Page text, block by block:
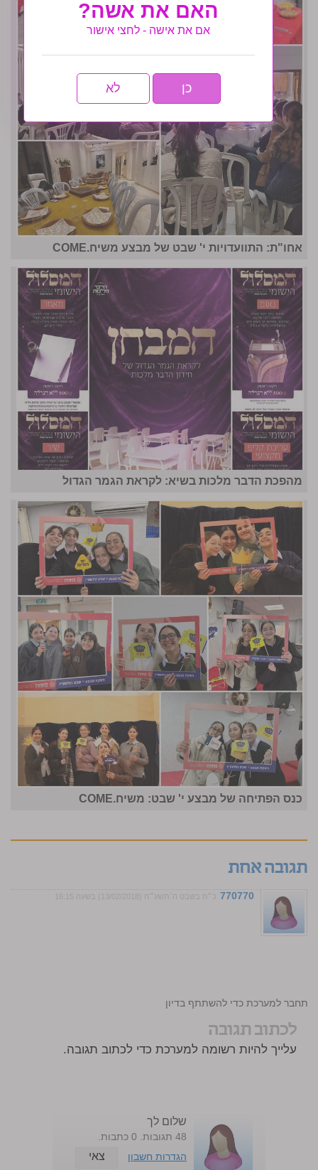
אחו"ת: התוועדויות י' שבט של מבצע משיח.COME
מהפכת הדבר מלכות בשיא: לקראת הגמר הגדול
כנס הפתיחה של מבצע י' שבט: משיח.COME
תגובה אחת
770770 כ״ח בשבט ה׳תשע״ח (13/02/2018) בשעה 16:15
התחבר למערכת כדי להשתתף בדיון
לכתוב תגובה
עלייך להיות רשומה למערכת כדי לכתוב תגובה.
שלום לך
48 תגובות. 0 כתבות.
הגדרות חשבון
צאי
האם את אשה?
אם את אישה - לחצי אישור
כן לא